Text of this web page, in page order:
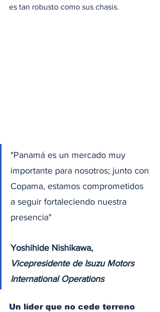
es tan robusto como sus chasis.
"Panamá es un mercado muy
importante para nosotros; junto con
Copama, estamos comprometidos
a seguir fortaleciendo nuestra
presencia"
Yoshihide Nishikawa,
Vicepresidente de Isuzu Motors
International Operations
Un líder que no cede terreno